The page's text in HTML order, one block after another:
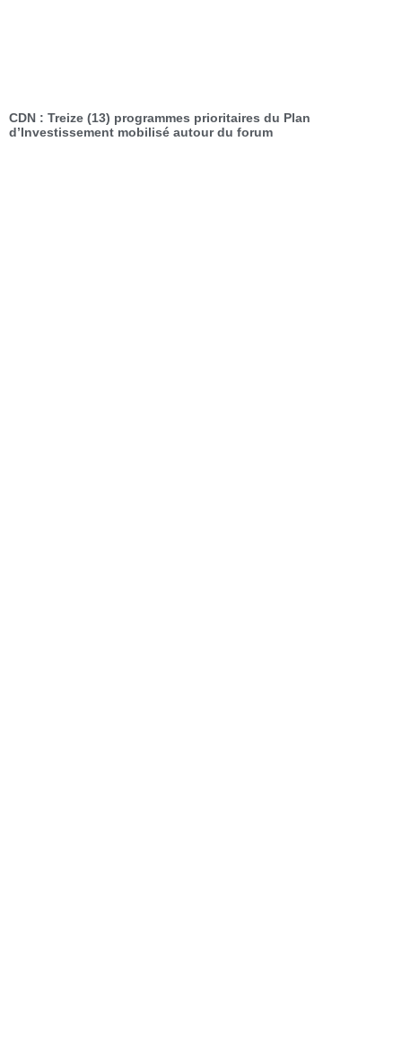
CDN : Treize (13) programmes prioritaires du Plan
d’Investissement mobilisé autour du forum